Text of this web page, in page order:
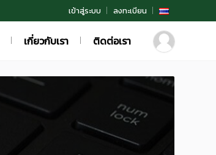
เข้าสู่ระบบ ลงทะเบียน
เกี่ยวกับเรา ติดต่อเรา